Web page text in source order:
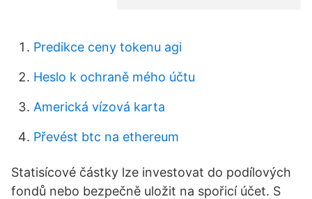
Predikce ceny tokenu agi
Heslo k ochraně mého účtu
Americká vízová karta
Převést btc na ethereum
Statisícové částky lze investovat do podílových
fondů nebo bezpečně uložit na spořicí účet. S